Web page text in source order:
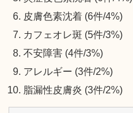
皮膚色素沈着 (6件/4%)
カフェオレ斑 (5件/3%)
不安障害 (4件/3%)
アレルギー (3件/2%)
脂漏性皮膚炎 (3件/2%)